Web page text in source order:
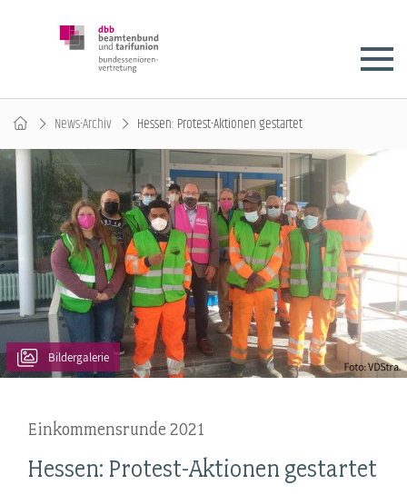
News-Archiv Hessen: Protest-Aktionen gestartet
Bildergalerie
Einkommensrunde 2021
Hessen: Protest-Aktionen gestartet